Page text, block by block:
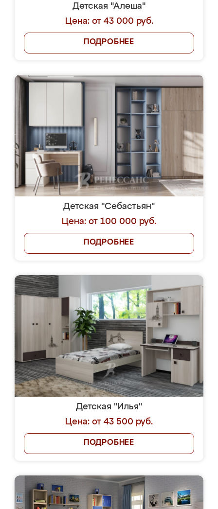
Детская "Алеша"
Цена: от 43 000 руб.
ПОДРОБНЕЕ
Детская "Себастьян"
Цена: от 100 000 руб.
ПОДРОБНЕЕ
Детская "Илья"
Цена: от 43 500 руб.
ПОДРОБНЕЕ